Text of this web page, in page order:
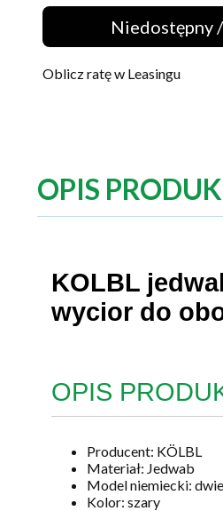
Niedostępny
Oblicz ratę w Leasingu
OPIS
KOLBL
wycior do
OPIS
Producent: KÖLBL
Materiał: Jedwab
Model niemiecki:
Kolor: szary